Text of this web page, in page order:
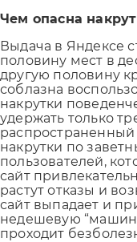
Чем опасна
Выдача в Яндексе
половину мест в
другую половину
соблазна
накрутки
удержать только
распространенный
накрутки по
пользователей,
сайт
растут отказы и
сайт выпадает и
недешевую
проходит